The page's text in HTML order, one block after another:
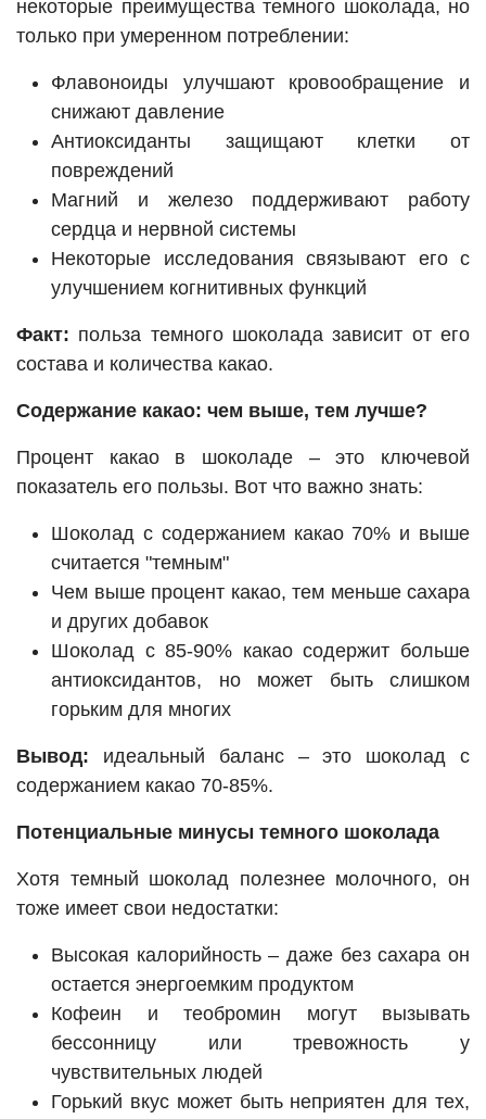
некоторые преимущества темного шоколада, но
только при умеренном потреблении:
Флавоноиды улучшают кровообращение и
снижают давление
Антиоксиданты защищают клетки от
повреждений
Магний и железо поддерживают работу
сердца и нервной системы
Некоторые исследования связывают его с
улучшением когнитивных функций
Факт: польза темного шоколада зависит от его
состава и количества какао.
Содержание какао: чем выше, тем лучше?
Процент какао в шоколаде – это ключевой
показатель его пользы. Вот что важно знать:
Шоколад с содержанием какао 70% и выше
считается "темным"
Чем выше процент какао, тем меньше сахара
и других добавок
Шоколад с 85-90% какао содержит больше
антиоксидантов, но может быть слишком
горьким для многих
Вывод: идеальный баланс – это шоколад с
содержанием какао 70-85%.
Потенциальные минусы темного шоколада
Хотя темный шоколад полезнее молочного, он
тоже имеет свои недостатки:
Высокая калорийность – даже без сахара он
остается энергоемким продуктом
Кофеин и теобромин могут вызывать
бессонницу или тревожность у
чувствительных людей
Горький вкус может быть неприятен для тех,